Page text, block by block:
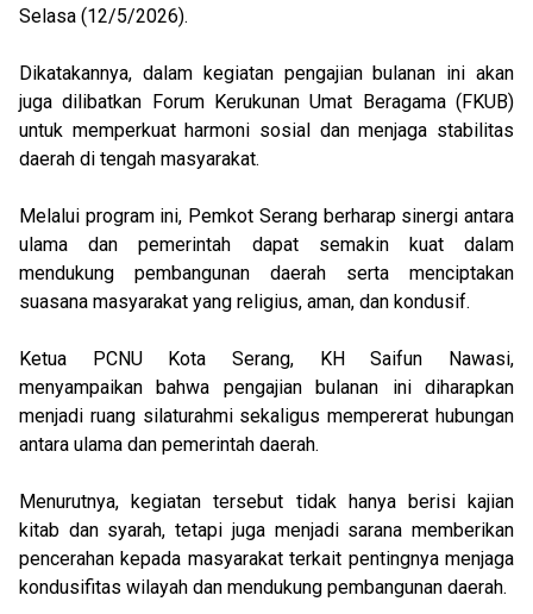
Selasa (12/5/2026).
Dikatakannya, dalam kegiatan pengajian bulanan ini akan
juga dilibatkan Forum Kerukunan Umat Beragama (FKUB)
untuk memperkuat harmoni sosial dan menjaga stabilitas
daerah di tengah masyarakat.
Melalui program ini, Pemkot Serang berharap sinergi antara
ulama dan pemerintah dapat semakin kuat dalam
mendukung pembangunan daerah serta menciptakan
suasana masyarakat yang religius, aman, dan kondusif.
Ketua PCNU Kota Serang, KH Saifun Nawasi,
menyampaikan bahwa pengajian bulanan ini diharapkan
menjadi ruang silaturahmi sekaligus mempererat hubungan
antara ulama dan pemerintah daerah.
Menurutnya, kegiatan tersebut tidak hanya berisi kajian
kitab dan syarah, tetapi juga menjadi sarana memberikan
pencerahan kepada masyarakat terkait pentingnya menjaga
kondusifitas wilayah dan mendukung pembangunan daerah.